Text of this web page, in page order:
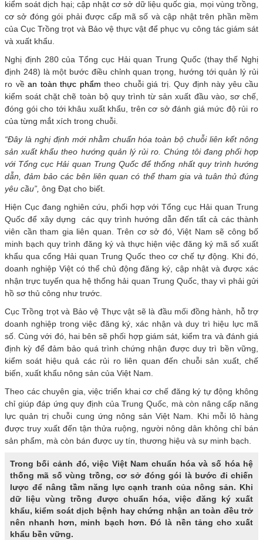
kiểm soát dịch hại; cập nhật cơ sở dữ liệu quốc gia, mọi vùng trồng,
cơ sở đóng gói phải được cấp mã số và cập nhật trên phần mềm
của Cục Trồng trọt và Bảo vệ thực vật để phục vụ công tác giám sát
và xuất khẩu.
Nghị định 280 của Tổng cục Hải quan Trung Quốc (thay thế Nghị
định 248) là một bước điều chỉnh quan trọng, hướng tới quản lý rủi
ro về an toàn thực phẩm theo chuỗi giá trị. Quy định này yêu cầu
kiểm soát chặt chẽ toàn bộ quy trình từ sản xuất đầu vào, sơ chế,
đóng gói cho tới khâu xuất khẩu, trên cơ sở đánh giá mức độ rủi ro
của từng mắt xích trong chuỗi.
“Đây là nghị định mới nhằm chuẩn hóa toàn bộ chuỗi liên kết nông
sản xuất khẩu theo hướng quản lý rủi ro. Chúng tôi đang phối hợp
với Tổng cục Hải quan Trung Quốc để thống nhất quy trình hướng
dẫn, đảm bảo các bên liên quan có thể tham gia và tuân thủ đúng
yêu cầu”, ông Đạt cho biết.
Hiện Cục đang nghiên cứu, phối hợp với Tổng cục Hải quan Trung
Quốc để xây dựng các quy trình hướng dẫn đến tất cả các thành
viên cần tham gia liên quan. Trên cơ sở đó, Việt Nam sẽ công bố
minh bạch quy trình đăng ký và thực hiện việc đăng ký mã số xuất
khẩu qua cổng Hải quan Trung Quốc theo cơ chế tự động. Khi đó,
doanh nghiệp Việt có thể chủ động đăng ký, cập nhật và được xác
nhận trực tuyến qua hệ thống hải quan Trung Quốc, thay vì phải gửi
hồ sơ thủ công như trước.
Cục Trồng trọt và Bảo vệ Thực vật sẽ là đầu mối đồng hành, hỗ trợ
doanh nghiệp trong việc đăng ký, xác nhận và duy trì hiệu lực mã
số. Cùng với đó, hai bên sẽ phối hợp giám sát, kiểm tra và đánh giá
định kỳ để đảm bảo quá trình chứng nhận được duy trì bền vững,
kiểm soát hiệu quả các rủi ro liên quan đến chuỗi sản xuất, chế
biến, xuất khẩu nông sản của Việt Nam.
Theo các chuyên gia, việc triển khai cơ chế đăng ký tự động không
chỉ giúp đáp ứng quy định của Trung Quốc, mà còn nâng cấp năng
lực quản trị chuỗi cung ứng nông sản Việt Nam. Khi mỗi lô hàng
được truy xuất đến tận thửa ruộng, người nông dân không chỉ bán
sản phẩm, mà còn bán được uy tín, thương hiệu và sự minh bạch.
Trong bối cảnh đó, việc Việt Nam chuẩn hóa và số hóa hệ
thống mã số vùng trồng, cơ sở đóng gói là bước đi chiến
lược để nâng tầm năng lực cạnh tranh của nông sản. Khi
dữ liệu vùng trồng được chuẩn hóa, việc đăng ký xuất
khẩu, kiểm soát dịch bệnh hay chứng nhận an toàn đều trở
nên nhanh hơn, minh bạch hơn. Đó là nền tảng cho xuất
khẩu bền vững.